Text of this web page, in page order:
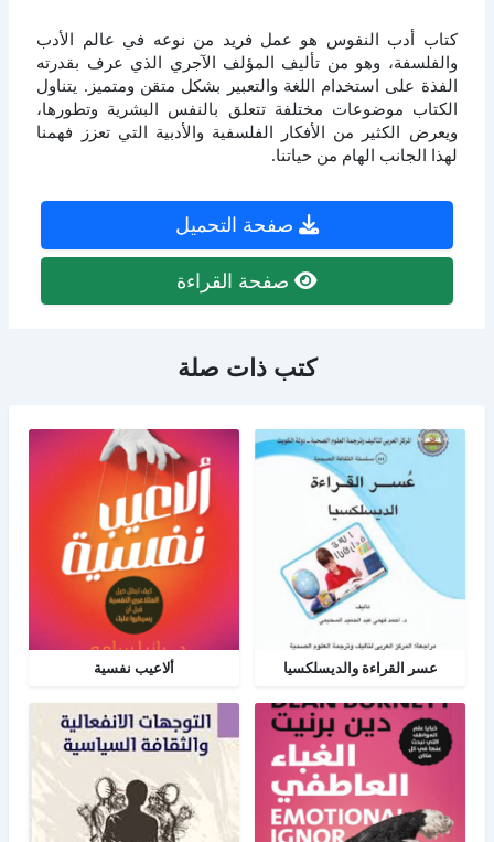
كتاب أدب النفوس هو عمل فريد من نوعه في عالم الأدب
والفلسفة، وهو من تأليف المؤلف الآجري الذي عرف بقدرته
الفذة على استخدام اللغة والتعبير بشكل متقن ومتميز. يتناول
الكتاب موضوعات مختلفة تتعلق بالنفس البشرية وتطورها،
ويعرض الكثير من الأفكار الفلسفية والأدبية التي تعزز فهمنا
لهذا الجانب الهام من حياتنا.
صفحة التحميل
صفحة القراءة
كتب ذات صلة
عسر القراءة والديسلكسيا ألاعيب نفسية